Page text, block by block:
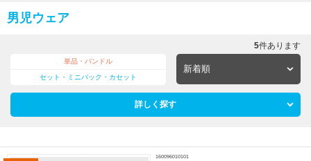
男児ウェア
単品・バンドル
セット・ミニパック・カセット
詳しく探す
5件あります
160096010101